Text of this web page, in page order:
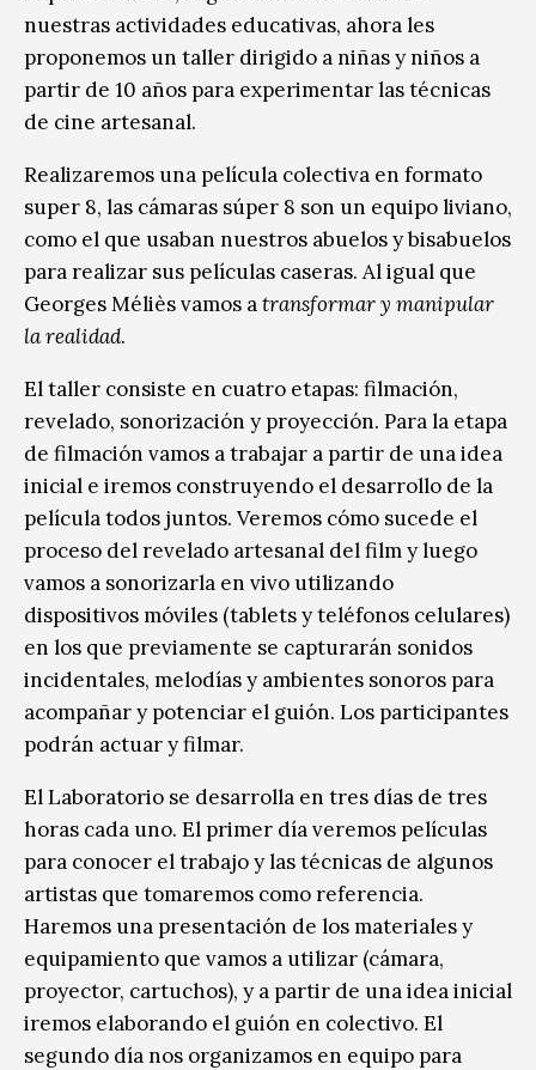
nuestras actividades educativas, ahora les
proponemos un taller dirigido a niñas y niños a
partir de 10 años para experimentar las técnicas
de cine artesanal.
Realizaremos una película colectiva en formato
super 8, las cámaras súper 8 son un equipo liviano,
como el que usaban nuestros abuelos y bisabuelos
para realizar sus películas caseras. Al igual que
Georges Méliès vamos atransformar y manipular
la realidad.
El taller consiste en cuatro etapas: filmación,
revelado, sonorización y proyección. Para la etapa
de filmación vamos a trabajar a partir de una idea
inicial e iremos construyendo el desarrollo de la
película todos juntos. Veremos cómo sucede el
proceso del revelado artesanal del film y luego
vamos a sonorizarla en vivo utilizando
dispositivos móviles (tablets y teléfonos celulares)
en los que previamente se capturarán sonidos
incidentales, melodías y ambientes sonoros para
acompañar y potenciar el guión. Los participantes
podrán actuar y filmar.
El Laboratorio se desarrolla en tres días de tres
horas cada uno. El primer día veremos películas
para conocer el trabajo y las técnicas de algunos
artistas que tomaremos como referencia.
Haremos una presentación de los materiales y
equipamiento que vamos a utilizar (cámara,
proyector, cartuchos), y a partir de una idea inicial
iremos elaborando el guión en colectivo. El
segundo día nos organizamos en equipo para